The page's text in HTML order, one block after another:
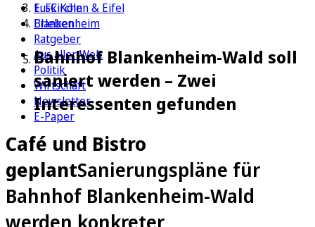
1. FC Köln
Erleben
Ratgeber
Aus aller Welt
Politik
Wirtschaft
Newsletter
E-Paper
Euskirchen & Eifel
Blankenheim
Bahnhof Blankenheim-Wald soll
saniert werden – Zwei
Interessenten gefunden
Café und Bistro
geplantSanierungspläne für
Bahnhof Blankenheim-Wald
werden konkreter